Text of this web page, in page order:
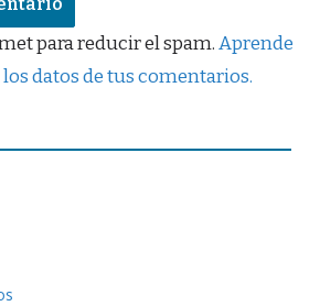
para reducir el spam.Aprende
datos de tus comentarios.